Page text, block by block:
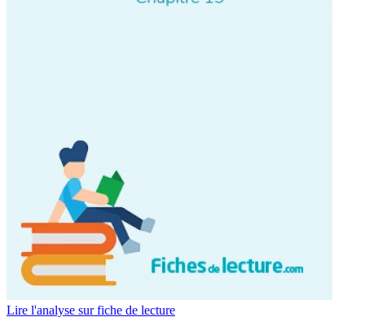
Lire l'analyse sur fiche de lecture